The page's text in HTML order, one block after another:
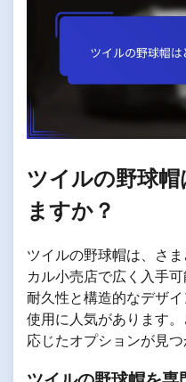
ツイルの野球
ますか？
ツイルの野球帽は、さ
カル小売店で広く入手
耐久性と構造的なデザ
使用に人気があります
応じたオプションが見つ